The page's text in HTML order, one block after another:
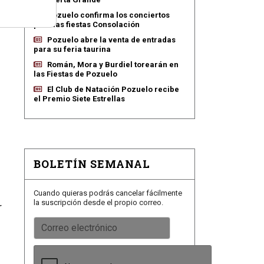
Pozuelo confirma los conciertos
para las fiestas Consolación
Pozuelo abre la venta de entradas
para su feria taurina
Román, Mora y Burdiel torearán en
las Fiestas de Pozuelo
El Club de Natación Pozuelo recibe
el Premio Siete Estrellas
BOLETÍN SEMANAL
Cuando quieras podrás cancelar fácilmente
la suscripción desde el propio correo.